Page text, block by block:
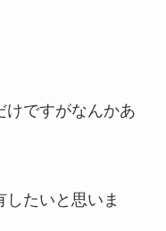
けですがなんかあ
たいと思いま